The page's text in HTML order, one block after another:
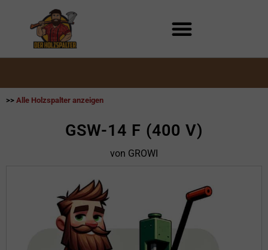
>> Alle Holzspalter anzeigen
GSW-14 F (400 V)
von GROWI